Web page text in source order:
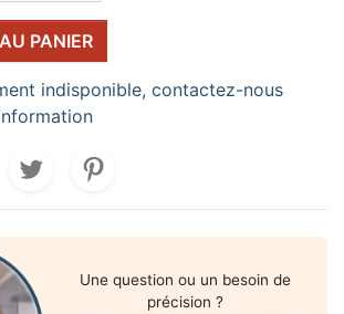
PANIER
indisponible, contactez-nous
Une question ou un besoin de
précision ?